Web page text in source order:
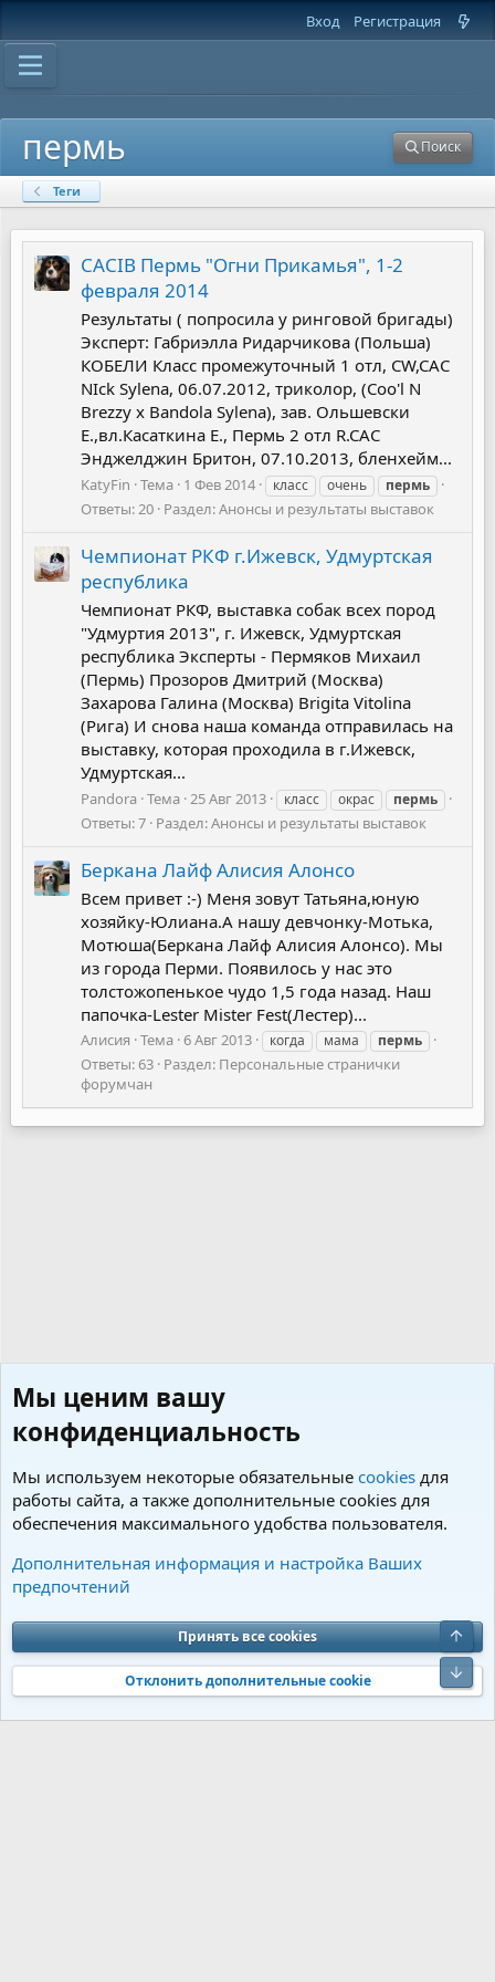
Вход Регистрация
пермь Поиск
Теги
CACIB Пермь "Огни Прикамья", 1-2
февраля 2014
Результаты ( попросила у ринговой бригады)
Эксперт: Габриэлла Ридарчикова (Польша)
КОБЕЛИ Класс промежуточный 1 отл, СW,CAC
NIck Sylena, 06.07.2012, триколор, (Coo'l N
Brezzy x Bandola Sylena), зав. Ольшевски
Е.,вл.Касаткина Е., Пермь 2 отл R.CAC
Энджелджин Бритон, 07.10.2013, бленхейм...
KatyFin Тема 1 Фев 2014 класс очень пермь
Ответы: 20 Раздел:Анонсы и результаты выставок
Чемпионат РКФ г.Ижевск, Удмуртская
республика
Чемпионат РКФ, выставка собак всех пород
"Удмуртия 2013", г. Ижевск, Удмуртская
республика Эксперты - Пермяков Михаил
(Пермь) Прозоров Дмитрий (Москва)
Захарова Галина (Москва) Brigita Vitolina
(Рига) И снова наша команда отправилась на
выставку, которая проходила в г.Ижевск,
Удмуртская...
Pandora Тема 25 Авг 2013 класс окрас пермь
Ответы: 7 Раздел:Анонсы и результаты выставок
Беркана Лайф Алисия Алонсо
Всем привет :-) Меня зовут Татьяна,юную
хозяйку-Юлиана.А нашу девчонку-Мотька,
Мотюша(Беркана Лайф Алисия Алонсо). Мы
из города Перми. Появилось у нас это
толстожопенькое чудо 1,5 года назад. Наш
папочка-Lester Mister Fest(Лестер)...
Алисия Тема 6 Авг 2013 когда мама пермь
Ответы: 63 Раздел: Персональные странички
форумчан
Теги
Cookies Charm by DCom
Обратная связь
Условия и правила
Политика конфиденциальности
Помощь
S
S
Community platform by XenForo® © 2010-2026 XenForo Ltd. Перевод от
Jumuro®|Media embeds via s9e/MediaSites
Мы ценим вашу
конфиденциальность
Мы используем некоторые обязательные cookies для
работы сайта, а также дополнительные cookies для
обеспечения максимального удобства пользователя.
Дополнительная информация и настройка Ваших
предпочтений
Принять все cookies
Отклонить дополнительные cookie
Верх
Низ